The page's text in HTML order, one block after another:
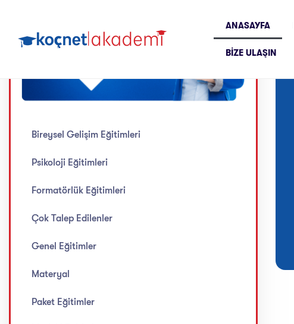
ANASAYFA
BIZE ULAŞIN
Bireysel Gelişim Eğitimleri
Psikoloji Eğitimleri
Formatörlük Eğitimleri
Çok Talep Edilenler
Genel Eğitimler
Materyal
Paket Eğitimler